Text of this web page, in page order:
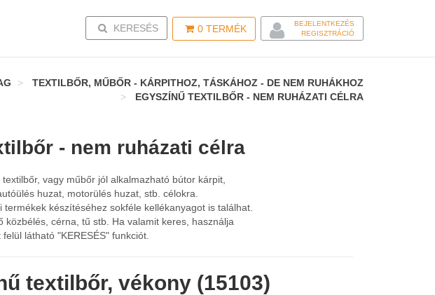
0 TERMÉK
BEJELENTKEZÉS
REGISZTRÁCIÓ
TOGGLE SEARCH
KERESÉS
TEXTILBŐR, MŰBŐR - KÁRPITHOZ, TÁSKÁHOZ - DE NEM RUHÁKHOZ
EGYSZÍNŰ TEXTILBŐR - NEM RUHÁZATI CÉLRA
- nem ruházati célra
vagy műbőr jól alkalmazható bútor kárpit,
huzat, motorülés huzat, stb. célokra.
készítéséhez sokféle kellékanyagot is találhat.
közbélés, cérna, tű stb. Ha valamit keres, használja
felül látható "KERESÉS" funkciót.
textilbőr, vékony (15103)